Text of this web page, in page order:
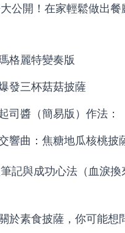
公開！在家輕鬆做出餐
格麗特變奏版
發三杯菇菇披薩
司醬（簡易版）作法：
響曲：焦糖地瓜核桃披
記與成功心法（血淚換
於素食披薩，你可能想